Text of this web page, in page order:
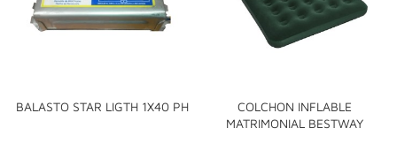
BALASTO STAR LIGTH 1X40 PH
COLCHON INFLABLE
MATRIMONIAL BESTWAY